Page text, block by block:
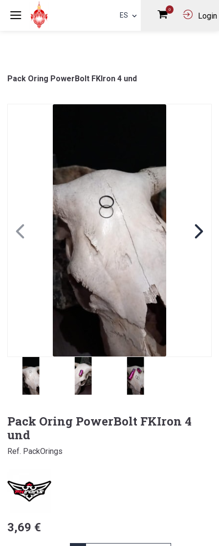
ES
0
Login
Pack Oring PowerBolt FKIron 4 und
Pack Oring PowerBolt FKIron 4
und
Ref. PackOrings
3,69 €